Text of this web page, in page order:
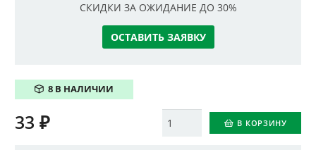
СКИДКИ ЗА ОЖИДАНИЕ ДО 30%
ОСТАВИТЬ ЗАЯВКУ
8 В НАЛИЧИИ
Количество В КОРЗИНУ
33 ₽